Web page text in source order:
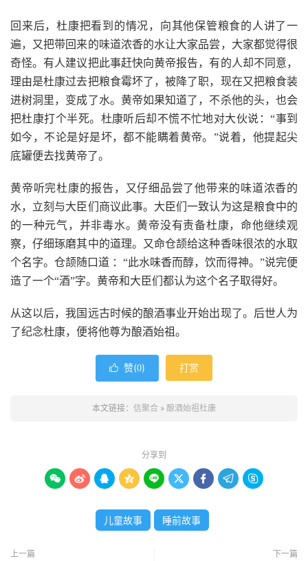
回来后，杜康把看到的情况，向其他保管粮食的人讲了一
遍，又把带回来的味道浓香的水让大家品尝，大家都觉得很
奇怪。有人建议把此事赶快向黄帝报告，有的人却不同意，
理由是杜康过去把粮食霉坏了，被降了职，现在又把粮食装
进树洞里，变成了水。黄帝如果知道了，不杀他的头，也会
把杜康打个半死。杜康听后却不慌不忙地对大伙说：“事到
如今，不论是好是坏，都不能瞒着黄帝。”说着，他提起尖
底罐便去找黄帝了。
黄帝听完杜康的报告，又仔细品尝了他带来的味道浓香的
水，立刻与大臣们商议此事。大臣们一致认为这是粮食中的
的一种元气，并非毒水。黄帝没有责备杜康，命他继续观
察，仔细琢磨其中的道理。又命仓颉给这种香味很浓的水取
个名字。仓颉随口道 ：“此水味香而醇，饮而得神。”说完便
造了一个“酒”字。黄帝和大臣们都认为这个名子取得好。
从这以后，我国远古时候的酿酒事业开始出现了。后世人为
了纪念杜康，便将他尊为酿酒始祖。
 赞(0) 打赏
本文链接： 信聚合 » 酿酒始祖杜康
分享到
        
儿童故事 睡前故事
上一篇 下一篇